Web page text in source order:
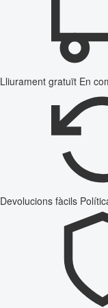
Lliurament gratuït En
Devolucions fàcils